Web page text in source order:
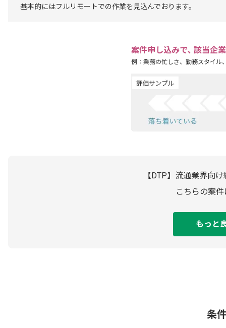
基本的にはフルリモートでの作業を見込んでおります。
案件申し込みで､ 該当企
例：業務の忙しさ、勤務スタイル
【DTP】流通業界向
こちらの案
もっと
条